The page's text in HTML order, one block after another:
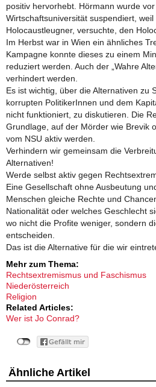
positiv hervorhebt. Hörmann wurde
Wirtschaftsuniversität suspendiert, weil
Holocaustleugner, versuchte, den
Im Herbst war in Wien ein ähnliches
Kampagne konnte dieses zu einem
reduziert werden. Auch der „Wahre
verhindert werden.
Es ist wichtig, über die Alternativen zu
korrupten PolitikerInnen und dem
nicht funktioniert, zu diskutieren. Die
Grundlage, auf der Mörder wie Brevik
vom NSU aktiv werden.
Verhindern wir gemeinsam die
Alternativen!
Werde selbst aktiv gegen
Eine Gesellschaft ohne Ausbeutung
Menschen gleiche Rechte und
Nationalität oder welches Geschlecht
wo nicht die Profite weniger, sondern
entscheiden.
Das ist die Alternative für die wir
Mehr zum Thema:
Rechtsextremismus und Faschismus
Niederösterreich
Religion
Related Articles:
Wer ist Jo Conrad?
Ähnliche Artikel